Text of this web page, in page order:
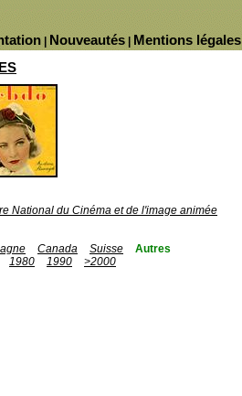
Mentions légales
Nouveautés
National du Cinéma et de l'image animée
Canada Suisse
Autres
1980 1990
>2000